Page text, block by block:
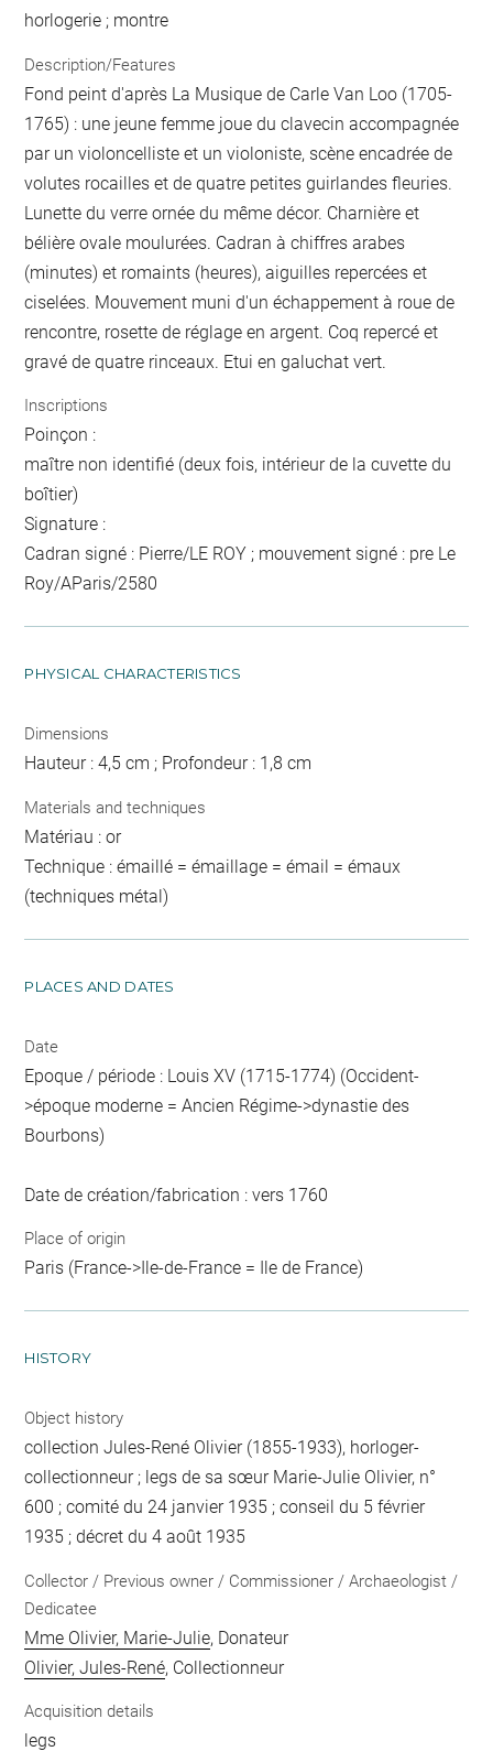
horlogerie ; montre
Description/Features
Fond peint d'après La Musique de Carle Van Loo (1705-
1765) : une jeune femme joue du clavecin accompagnée
par un violoncelliste et un violoniste, scène encadrée de
volutes rocailles et de quatre petites guirlandes fleuries.
Lunette du verre ornée du même décor. Charnière et
bélière ovale moulurées. Cadran à chiffres arabes
(minutes) et romaints (heures), aiguilles repercées et
ciselées. Mouvement muni d'un échappement à roue de
rencontre, rosette de réglage en argent. Coq repercé et
gravé de quatre rinceaux. Etui en galuchat vert.
Inscriptions
Poinçon :
maître non identifié (deux fois, intérieur de la cuvette du
boîtier)
Signature :
Cadran signé : Pierre/LE ROY ; mouvement signé : pre Le
Roy/AParis/2580
PHYSICAL CHARACTERISTICS
Dimensions
Hauteur : 4,5 cm ; Profondeur : 1,8 cm
Materials and techniques
Matériau : or
Technique : émaillé = émaillage = émail = émaux
(techniques métal)
PLACES AND DATES
Date
Epoque / période : Louis XV (1715-1774) (Occident-
>époque moderne = Ancien Régime->dynastie des
Bourbons)
Date de création/fabrication : vers 1760
Place of origin
Paris (France->Ile-de-France = Ile de France)
HISTORY
Object history
collection Jules-René Olivier (1855-1933), horloger-
collectionneur ; legs de sa sœur Marie-Julie Olivier, n°
600 ; comité du 24 janvier 1935 ; conseil du 5 février
1935 ; décret du 4 août 1935
Collector / Previous owner / Commissioner / Archaeologist /
Dedicatee
Mme Olivier, Marie-Julie, Donateur
Olivier, Jules-René, Collectionneur
Acquisition details
legs